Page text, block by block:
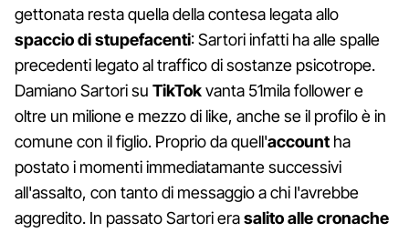
gettonata resta quella della contesa legata allo
spaccio di stupefacenti: Sartori infatti ha alle spalle
precedenti legato al traffico di sostanze psicotrope.
Damiano Sartori su TikTokvanta 51mila follower e
oltre un milione e mezzo di like, anche se il profilo è in
comune con il figlio. Proprio da quell'account ha
postato i momenti immediatamante successivi
all'assalto, con tanto di messaggio a chi l'avrebbe
aggredito. In passato Sartori erasalito alle cronache